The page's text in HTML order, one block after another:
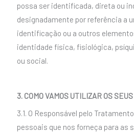
possa ser identificada, direta ou
designadamente por referência a
identificação ou a outros
identidade física, fisiológica,
ou social.
3. COMO VAMOS UTILIZAR OS
3.1. O Responsável pelo
pessoais que nos forneça para as